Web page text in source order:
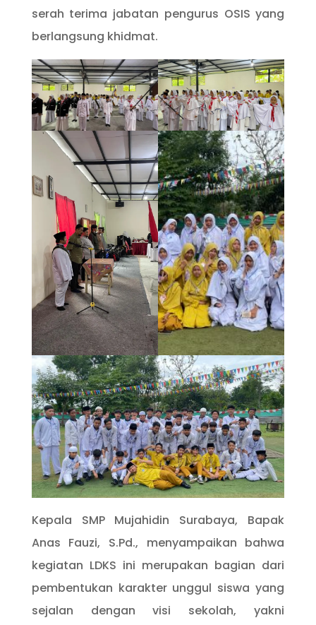
serah terima jabatan pengurus OSIS yang
berlangsung khidmat.
Kepala SMP Mujahidin Surabaya, Bapak
Anas Fauzi, S.Pd., menyampaikan bahwa
kegiatan LDKS ini merupakan bagian dari
pembentukan karakter unggul siswa yang
sejalan dengan visi sekolah, yakni